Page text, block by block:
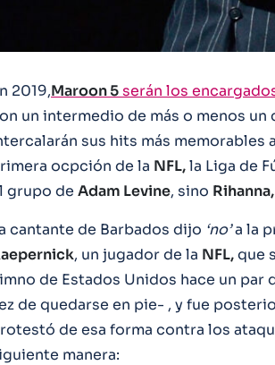
2019,Maroon 5serán los
un intermedio de más o menos
sus hits más memorables
ocpción de la NFL,la Liga de
grupo de Adam Levine, sino Rihanna,
cantante de Barbados dijo ‘no’a la
, un jugador de la NFL,que
de Estados Unidos hace un
de quedarse en pie- , y fue
de esa forma contra los
manera: